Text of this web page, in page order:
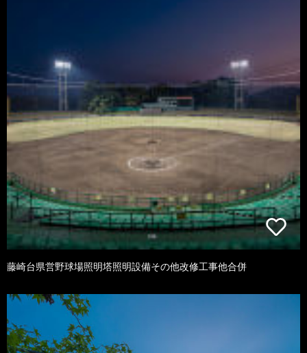
藤崎台県営野球場照明塔照明設備その他改修工事他合併